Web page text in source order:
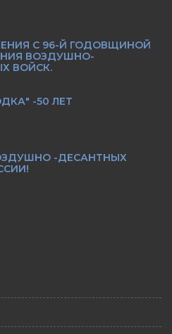
С 96-Й ГОДОВЩИНОЙ
ВОЗДУШНО-
ВОЙСК.
-50 ЛЕТ
-ДЕСАНТНЫХ